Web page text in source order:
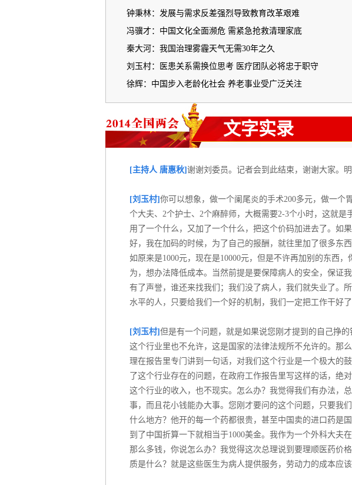
钟秉林：发展与需求反差强烈导致教育改革艰难
冯骥才：中国文化全面濒危 需紧急抢救清理家底
秦大河：我国治理雾霾天气无需30年之久
刘玉村：医患关系需换位思考 医疗团队必将忠于职守
徐辉：中国步入老龄化社会 养老事业受广泛关注
文字实录